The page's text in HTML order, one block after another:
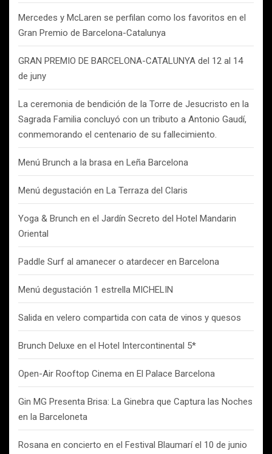
Mercedes y McLaren se perfilan como los favoritos en el
Gran Premio de Barcelona-Catalunya
GRAN PREMIO DE BARCELONA-CATALUNYA del 12 al 14
de juny
La ceremonia de bendición de la Torre de Jesucristo en la
Sagrada Familia concluyó con un tributo a Antonio Gaudí,
conmemorando el centenario de su fallecimiento.
Menú Brunch a la brasa en Leña Barcelona
Menú degustación en La Terraza del Claris
Yoga & Brunch en el Jardín Secreto del Hotel Mandarin
Oriental
Paddle Surf al amanecer o atardecer en Barcelona
Menú degustación 1 estrella MICHELIN
Salida en velero compartida con cata de vinos y quesos
Brunch Deluxe en el Hotel Intercontinental 5*
Open-Air Rooftop Cinema en El Palace Barcelona
Gin MG Presenta Brisa: La Ginebra que Captura las Noches
en la Barceloneta
Rosana en concierto en el Festival Blaumarí el 10 de junio